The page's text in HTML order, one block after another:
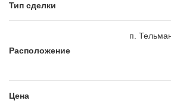
Тип сделки
Расположение
п.
Цена